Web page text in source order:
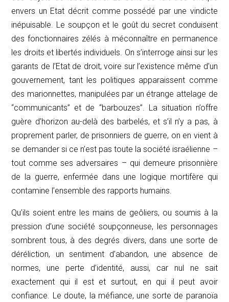
envers un Etat décrit comme possédé par une vindicte
inépuisable. Le soupçon et le goût du secret conduisent
des fonctionnaires zélés à méconnaître en permanence
les droits et libertés individuels. On s’interroge ainsi sur les
garants de l’Etat de droit, voire sur l’existence même d’un
gouvernement, tant les politiques apparaissent comme
des marionnettes, manipulées par un étrange attelage de
“communicants” et de “barbouzes”. La situation n’offre
guère d’horizon au-delà des barbelés, et s’il n’y a pas, à
proprement parler, de prisonniers de guerre, on en vient à
se demander si ce n’est pas toute la société israélienne –
tout comme ses adversaires – qui demeure prisonnière
de la guerre, enfermée dans une logique mortifère qui
contamine l’ensemble des rapports humains.
Qu’ils soient entre les mains de geôliers, ou soumis à la
pression d’une société soupçonneuse, les personnages
sombrent tous, à des degrés divers, dans une sorte de
déréliction, un sentiment d’abandon, une absence de
normes, une perte d’identité, aussi, car nul ne sait
exactement qui il est et surtout, en qui il peut avoir
confiance. Le doute, la méfiance, une sorte de paranoïa